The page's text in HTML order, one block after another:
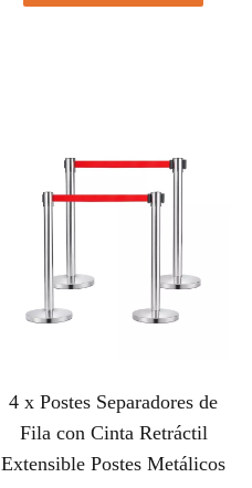
4 x Postes Separadores de
Fila con Cinta Retráctil
Extensible Postes Metálicos